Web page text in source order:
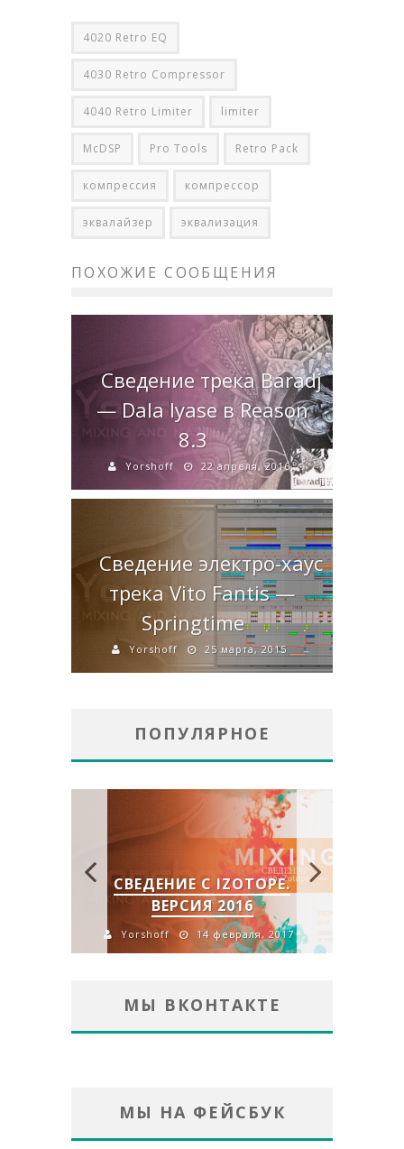
4020 Retro EQ
4030 Retro Compressor
4040 Retro Limiter limiter
McDSP Pro Tools Retro Pack
компрессия компрессор
эквалайзер эквализация
ПОХОЖИЕ СООБЩЕНИЯ
Сведение трека Baradj
— Dala Iyase в Reason
8.3
Yorshoff 22 апреля, 2016
Сведение электро-хаус
трека Vito Fantis —
Springtime
Yorshoff 25 марта, 2015
ПОПУЛЯРНОЕ
FLUX IRCAM VERB V3: ЧТО
ТАКОЕ CLUSTER?
Yorshoff 30 мая, 2016
МЫ ВКОНТАКТЕ
МЫ НА ФЕЙСБУК